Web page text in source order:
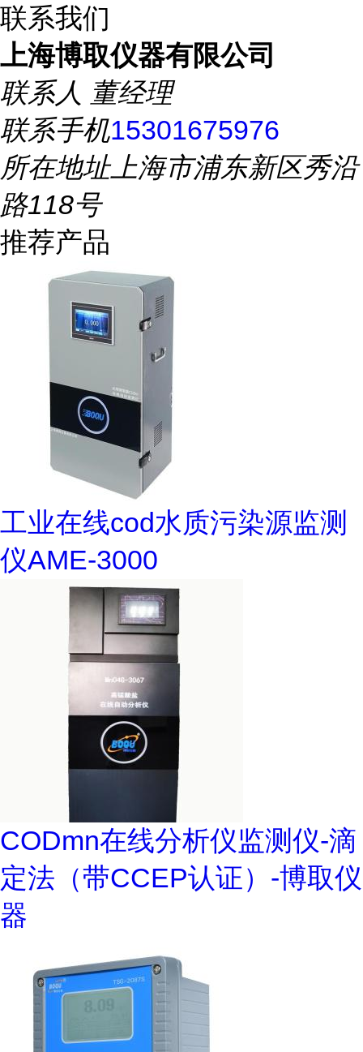
联系我们
上海博取仪器有限公司
联系人 董经理
联系手机15301675976
所在地址上海市浦东新区秀沿
路118号
推荐产品
工业在线cod水质污染源监测
仪AME-3000
CODmn在线分析仪监测仪-滴
定法（带CCEP认证）-博取仪
器